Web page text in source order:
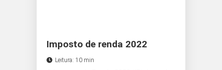
Imposto de renda 2022
Leitura: 10 min